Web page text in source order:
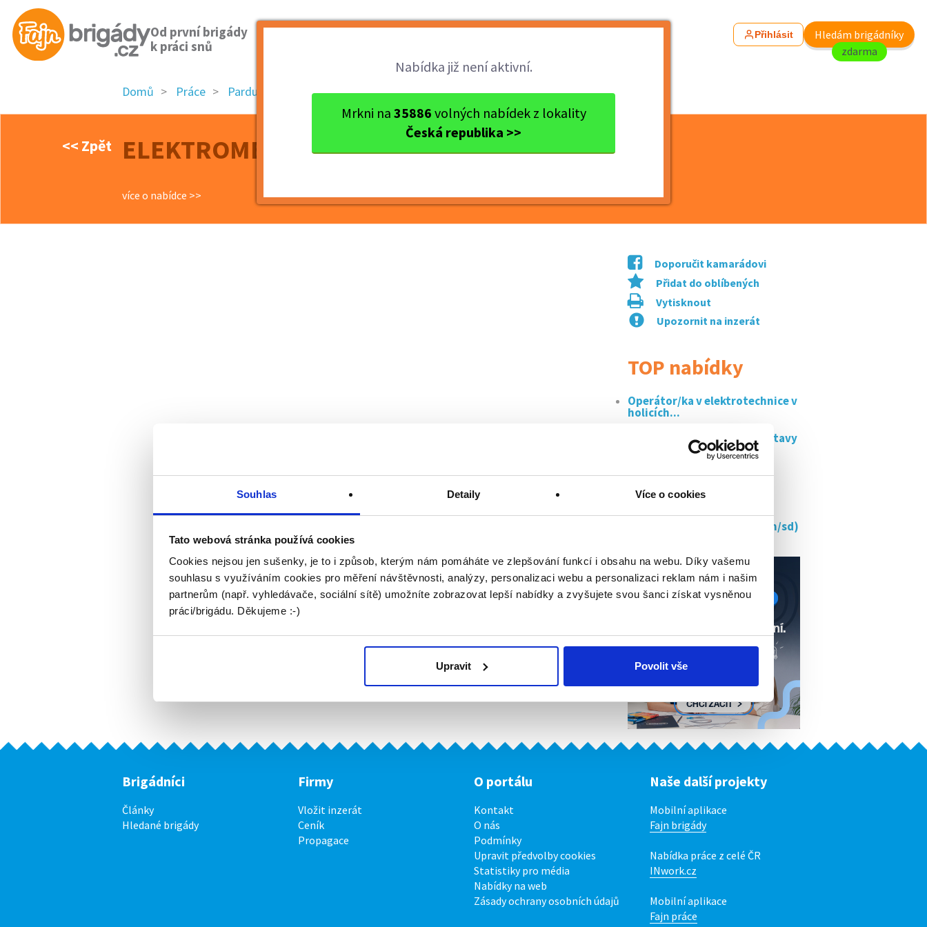
Souhlas Detaily Více o cookies
Tato webová stránka používá cookies
Cookies nejsou jen sušenky, je to i způsob, kterým nám pomáháte ve zlepšování funkcí i obsahu na webu. Díky vašemu
souhlasu s využíváním cookies pro měření návštěvnosti, analýzy, personalizaci webu a personalizaci reklam nám i našim
partnerům (např. vyhledávače, sociální sítě) umožníte zobrazovat lepší nabídky a zvyšujete svou šanci získat vysněnou
práci/brigádu. Děkujeme :-)
Upravit Povolit vše
Od první brigády
k práci snů
Přihlásit
Hledám brigádníky
zdarma
Nabídka již není aktivní.
Mrkni na 35886 volných nabídek z lokality
Česká republika >>
Domů Práce Pardubický kraj okres Svitavy Litomyšl ELEKTROMECHANIK – 1 směna
<< Zpět ELEKTROMECHANIK – 1 směna
více o nabídce >>
Doporučit kamarádovi
Přidat do oblíbených
Vytisknout
Upozornit na inzerát
TOP nabídky
Operátor/ka v elektrotechnice v
holicích...
Obsluha výrobních linek svitavy
Vedoucí účetního oddělení
Elektromechanik – 1 směna
Sap specialista (moduly mm/sd)
Brigádníci
Články
Hledané brigády
Firmy
Vložit inzerát
Ceník
Propagace
O portálu
Kontakt
O nás
Podmínky
Upravit předvolby cookies
Statistiky pro média
Nabídky na web
Zásady ochrany osobních údajů
Naše další projekty
Mobilní aplikace
Fajn brigády
Nabídka práce z celé ČR
INwork.cz
Mobilní aplikace
Fajn práce